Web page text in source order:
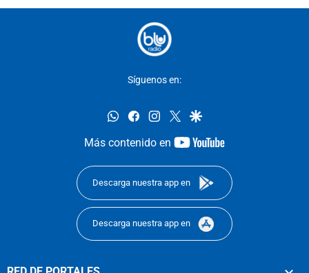
Síguenos en:
whatsappfacebookinstagram
twittergoogle
Más contenido en
youtube-
Descarga nuestra app en
Descarga nuestra app en